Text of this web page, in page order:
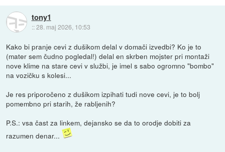
tony1
::28. maj 2026, 10:53
Kako bi pranje cevi z dušikom delal v domači izvedbi? Ko je to
(mater sem čudno pogledal!) delal en skrben mojster pri montaži
nove klime na stare cevi v službi, je imel s sabo ogromno "bombo"
na vozičku s kolesi...
Je res priporočeno z dušikom izpihati tudi nove cevi, je to bolj
pomembno pri starih, že rabljenih?
P.S.: vsa čast za linkem, dejansko se da to orodje dobiti za
razumen denar...